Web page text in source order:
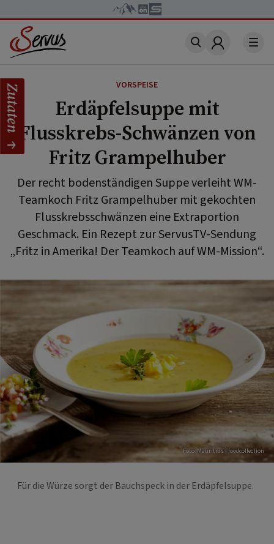
Account
VORSPEISE
Erdäpfelsuppe mit
Flusskrebs-Schwänzen von
Fritz Grampelhuber
Der recht bodenständigen Suppe verleiht WM-
Teamkoch Fritz Grampelhuber mit gekochten
Flusskrebsschwänzen eine Extraportion
Geschmack. Ein Rezept zur ServusTV-Sendung
„Fritz in Amerika! Der Teamkoch auf WM-Mission“.
Foto: Mauritius | foodcollection
Für die Würze sorgt der Bauchspeck in der Erdäpfelsuppe.
Zutaten